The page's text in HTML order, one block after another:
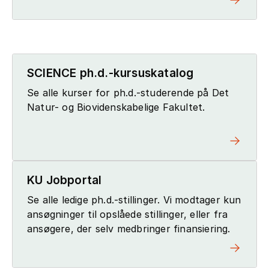
SCIENCE ph.d.-kursuskatalog
Se alle kurser for ph.d.-studerende på Det
Natur- og Biovidenskabelige Fakultet.
KU Jobportal
Se alle ledige ph.d.-stillinger. Vi modtager kun
ansøgninger til opslåede stillinger, eller fra
ansøgere, der selv medbringer finansiering.